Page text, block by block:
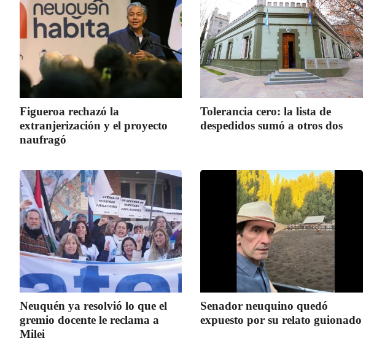
Figueroa rechazó la
extranjerización y el proyecto
naufragó
Tolerancia cero: la lista de
despedidos sumó a otros dos
Neuquén ya resolvió lo que el
gremio docente le reclama a
Milei
Senador neuquino quedó
expuesto por su relato guionado